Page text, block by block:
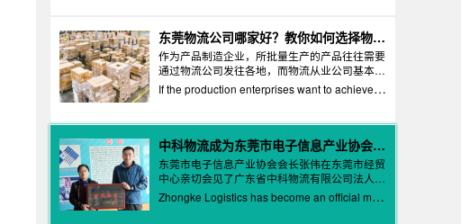
ndertaken by the Department of Commerce of
Guangdong Province and the People's Govern
ment of Dongguan City, the 13th China Proces
sing Trade Products Expo has entered the inve
东莞物流公司哪家好？教你如何选择物流
供应商
作为产品制造企业，所批量生产的产品往往需要
通过物流公司发往各地，而物流从业公司基本只
有单一物流线路，管理超出自身运营线路以外的
物流项目时马上失去了管理上的闭环优势，也失
想做到物流价格和管理上都能满足需求，则需要
招募大量的物流供应商，管理众多的物流供应商
则需要建立人员众多而繁杂的部门，无形中给企
业带来了巨大的成本压力。
If the production enterprises want to achieve th
cts sent to many places to meet the demand, th
ey need to recruit a large number of logistics s
uppliers, and the management of many logistic
s suppliers requires the establishment of a larg
e number of personnel and complex departme
中科物流成为东莞市电子信息产业协会正
式会员
东莞市电子信息产业协会会长张伟在东莞市经贸
中心亲切会见了广东省中科物流有限公司法人，
张伟会长对于中科物流加入协会表示欢迎，并指
出：东莞市电子信息产业协会是由东莞市政府出
Zhongke Logistics has become an official me